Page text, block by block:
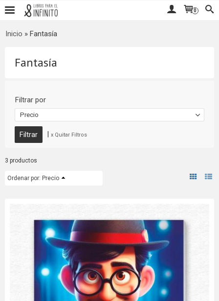
0
Inicio » Fantasía
Fantasía
Filtrar por
Precio
| x Quitar Filtros
3 productos
Ordenar por: Precio